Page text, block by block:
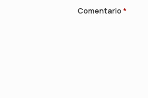
Comentario *